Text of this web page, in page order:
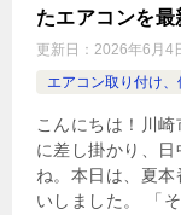
たエアコンを
更新日： 2026年6月4
エアコン取り付け
こんにちは！川
に差し掛かり、
ね。本日は、夏
いしました。 「